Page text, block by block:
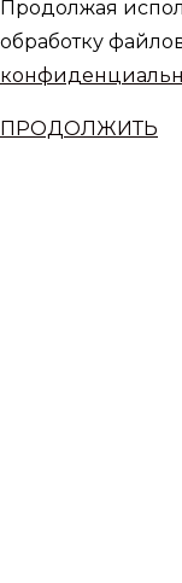
Продолжая
обработку
ПРОДОЛЖИТЬ